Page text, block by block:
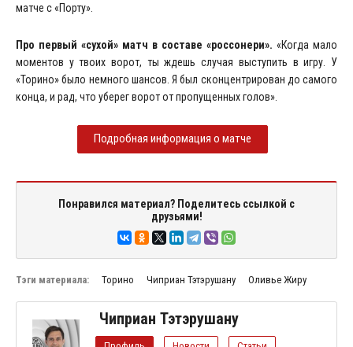
матче с «Порту».
Про первый «сухой» матч в составе «россонери». «Когда мало
моментов у твоих ворот, ты ждешь случая выступить в игру. У
«Торино» было немного шансов. Я был сконцентрирован до самого
конца, и рад, что уберег ворот от пропущенных голов».
Подробная информация о матче
Понравился материал? Поделитесь ссылкой с
друзьями!
Тэги материала: Торино Чиприан Тэтэрушану Оливье Жиру
Чиприан Тэтэрушану